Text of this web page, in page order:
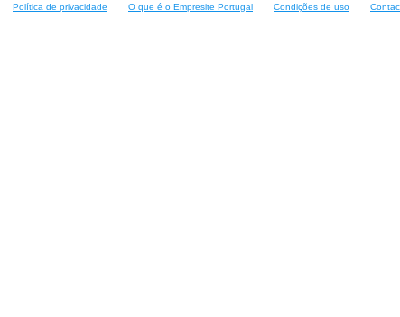
Política de privacidade O que é o Empresite Portugal Condições de uso